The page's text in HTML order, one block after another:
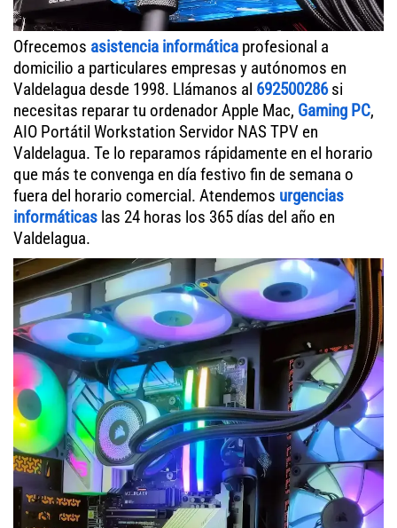
Ofrecemos asistencia informática profesional a
domicilio a particulares empresas y autónomos en
Valdelagua desde 1998. Llámanos al 692500286si
necesitas reparar tu ordenador Apple Mac, Gaming PC,
AIO Portátil Workstation Servidor NAS TPV en
Valdelagua. Te lo reparamos rápidamente en el horario
que más te convenga en día festivo fin de semana o
fuera del horario comercial. Atendemos urgencias
informáticas las 24 horas los 365 días del año en
Valdelagua.